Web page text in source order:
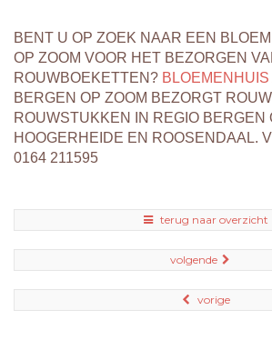
BENT U OP ZOEK NAAR EEN
OP ZOOM VOOR HET BEZORGEN
ROUWBOEKETTEN?
BERGEN OP ZOOM BEZORGT
ROUWSTUKKEN IN REGIO BERGEN
HOOGERHEIDE EN ROOSENDAAL.
0164 211595
terug naar overzicht
volgende
vorige